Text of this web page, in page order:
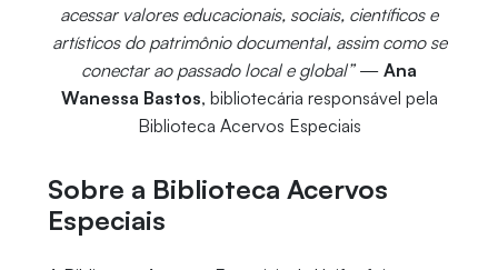
acessar valores educacionais, sociais, científicos e
artísticos do patrimônio documental, assim como se
conectar ao passado local e global”— Ana
Wanessa Bastos, bibliotecária responsável pela
Biblioteca Acervos Especiais
Sobre a Biblioteca Acervos
Especiais